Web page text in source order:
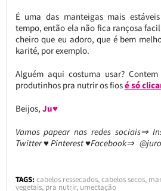
É uma das manteigas mais
tempo, então ela não fica rançosa
cheiro que eu adoro, que é bem
karité, por exemplo.
Alguém aqui costuma usar?
produtinhos pra nutrir os fiosé só
Beijos, Ju♥
Vamos papear nas redes sociais⇒
Twitter ♥ Pinterest ♥Facebook⇒
TAGS: cabelos ressecados,cabelos secos,
vegetais, pra nutrir, umectação